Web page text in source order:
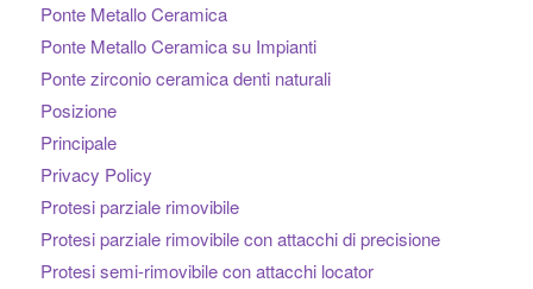
Ponte Metallo Ceramica
Ponte Metallo Ceramica su Impianti
Ponte zirconio ceramica denti naturali
Posizione
Principale
Privacy Policy
Protesi parziale rimovibile
Protesi parziale rimovibile con attacchi di precisione
Protesi semi-rimovibile con attacchi locator